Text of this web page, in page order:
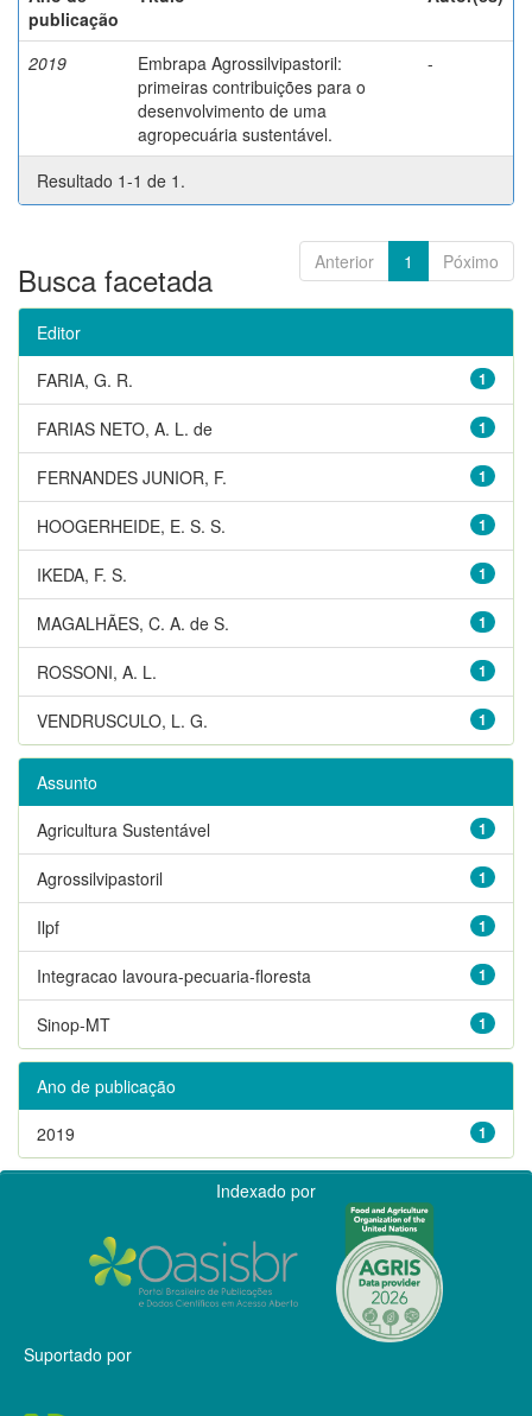
publicação
2019
Embrapa Agrossilvipastoril:
primeiras contribuições para o
desenvolvimento de uma
agropecuária sustentável.
-
Resultado 1-1 de 1.
Anterior 1 Póximo
Busca facetada
Editor
1
FARIA, G. R.
1
FARIAS NETO, A. L. de
1
FERNANDES JUNIOR, F.
1
HOOGERHEIDE, E. S. S.
1
IKEDA, F. S.
1
MAGALHÃES, C. A. de S.
1
ROSSONI, A. L.
1
VENDRUSCULO, L. G.
Assunto
1
Agricultura Sustentável
1
Agrossilvipastoril
1
Ilpf
1
Integracao lavoura-pecuaria-floresta
1
Sinop-MT
Ano de publicação
1
2019
Indexado por
Suportado por